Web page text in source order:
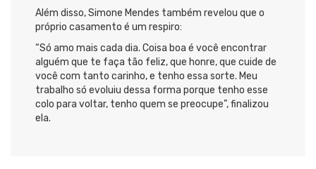
Além disso, Simone Mendes também revelou que o
próprio casamento é um respiro:
“Só amo mais cada dia. Coisa boa é você encontrar
alguém que te faça tão feliz, que honre, que cuide de
você com tanto carinho, e tenho essa sorte. Meu
trabalho só evoluiu dessa forma porque tenho esse
colo para voltar, tenho quem se preocupe”, finalizou
ela.